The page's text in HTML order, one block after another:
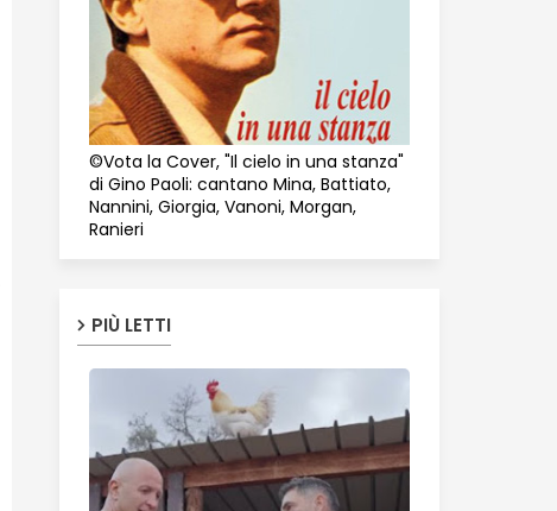
©Vota la Cover, "Il cielo in una stanza"
di Gino Paoli: cantano Mina, Battiato,
Nannini, Giorgia, Vanoni, Morgan,
Ranieri
PIÙ LETTI